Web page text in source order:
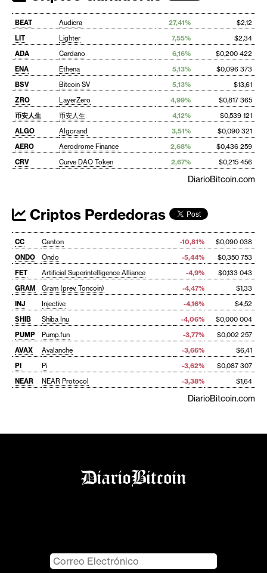
BEAT Audiera 27,41%
$2,12
LIT
Lighter 7,55%
$2,34
ADA
Cardano 6,16%
$0,200 422
ENA
Ethena 5,13%
$0,096 373
BSV
Bitcoin SV 5,13%
$13,61
ZRO
LayerZero 4,99%
$0,817 365
币安人生
币安人生 4,12%
$0,539 121
ALGO
Algorand 3,51%
$0,090 321
AERO
Aerodrome Finance 2,68%
$0,436 259
CRV
Curve DAO Token 2,67% $0,215 456
DiarioBitcoin.com
Criptos Perdedoras
CC Canton -10,81%
$0,090 038
ONDO
Ondo -5,44%
$0,350 753
FET
Artificial Superintelligence Alliance -4,9%
$0,133 043
GRAM
Gram (prev. Toncoin) -4,47%
$1,33
INJ
Injective -4,16%
$4,52
SHIB
Shiba Inu -4,06%
$0,000 004
PUMP
Pump.fun -3,77%
$0,002 257
AVAX
Avalanche -3,66%
$6,41
PI
Pi -3,62%
$0,087 307
NEAR
NEAR Protocol -3,38% $1,64
DiarioBitcoin.com